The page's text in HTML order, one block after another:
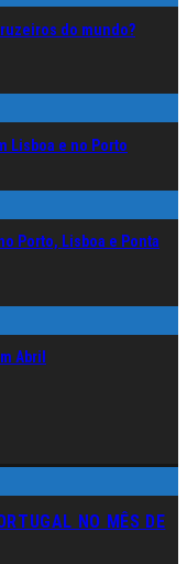
do mundo?
Lisboa e no Porto
Porto, Lisboa e Ponta
Abril
NO MÊS DE